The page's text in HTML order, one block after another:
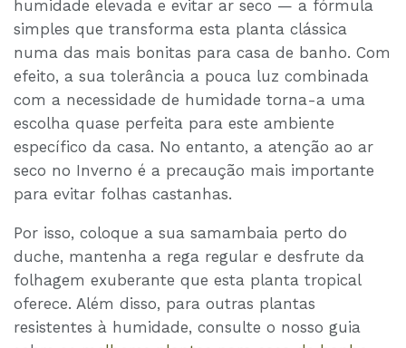
humidade elevada e evitar ar seco — a fórmula
simples que transforma esta planta clássica
numa das mais bonitas para casa de banho. Com
efeito, a sua tolerância a pouca luz combinada
com a necessidade de humidade torna-a uma
escolha quase perfeita para este ambiente
específico da casa. No entanto, a atenção ao ar
seco no Inverno é a precaução mais importante
para evitar folhas castanhas.
Por isso, coloque a sua samambaia perto do
duche, mantenha a rega regular e desfrute da
folhagem exuberante que esta planta tropical
oferece. Além disso, para outras plantas
resistentes à humidade, consulte o nosso guia